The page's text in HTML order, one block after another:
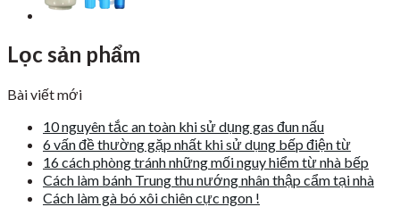
Lọc sản phẩm
Bài viết mới
10 nguyên tắc an toàn khi sử dụng gas đun nấu
6 vấn đề thường gặp nhất khi sử dụng bếp điện từ
16 cách phòng tránh những mối nguy hiểm từ nhà bếp
Cách làm bánh Trung thu nướng nhân thập cẩm tại nhà
Cách làm gà bó xôi chiên cực ngon !